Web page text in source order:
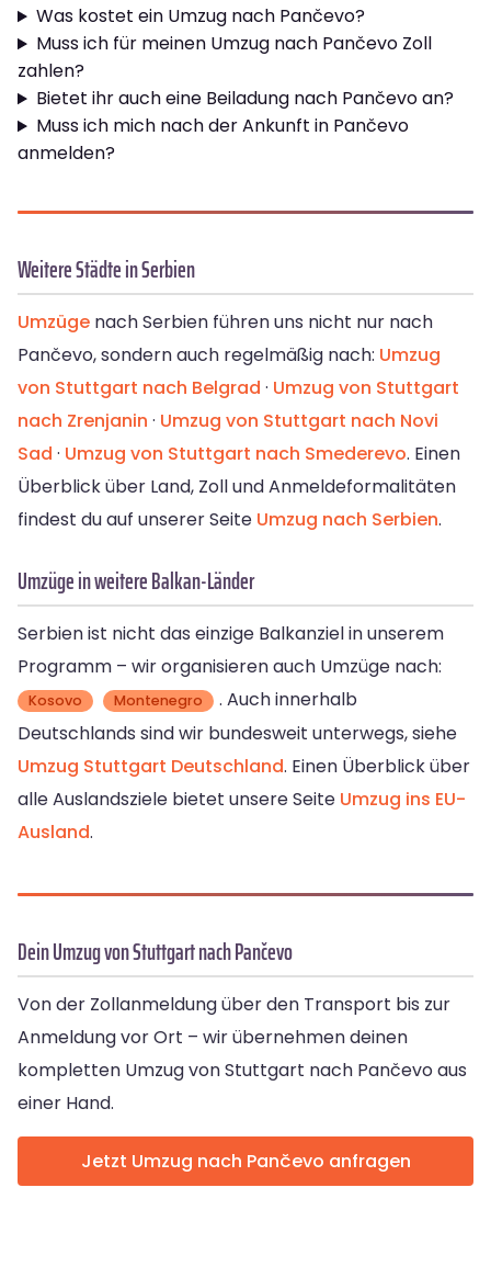
Was kostet ein Umzug nach Pančevo?
Muss ich für meinen Umzug nach Pančevo Zoll
zahlen?
Bietet ihr auch eine Beiladung nach Pančevo an?
Muss ich mich nach der Ankunft in Pančevo
anmelden?
Weitere Städte in Serbien
Umzüge nach Serbien führen uns nicht nur nach
Pančevo, sondern auch regelmäßig nach: Umzug
von Stuttgart nach Belgrad · Umzug von Stuttgart
nach Zrenjanin · Umzug von Stuttgart nach Novi
Sad · Umzug von Stuttgart nach Smederevo. Einen
Überblick über Land, Zoll und Anmeldeformalitäten
findest du auf unserer Seite Umzug nach Serbien.
Umzüge in weitere Balkan-Länder
Serbien ist nicht das einzige Balkanziel in unserem
Programm – wir organisieren auch Umzüge nach:
Kosovo Montenegro
. Auch innerhalb
Deutschlands sind wir bundesweit unterwegs, siehe
Umzug Stuttgart Deutschland. Einen Überblick über
alle Auslandsziele bietet unsere Seite Umzug ins EU-
Ausland.
Dein Umzug von Stuttgart nach Pančevo
Von der Zollanmeldung über den Transport bis zur
Anmeldung vor Ort – wir übernehmen deinen
kompletten Umzug von Stuttgart nach Pančevo aus
einer Hand.
Jetzt Umzug nach Pančevo anfragen